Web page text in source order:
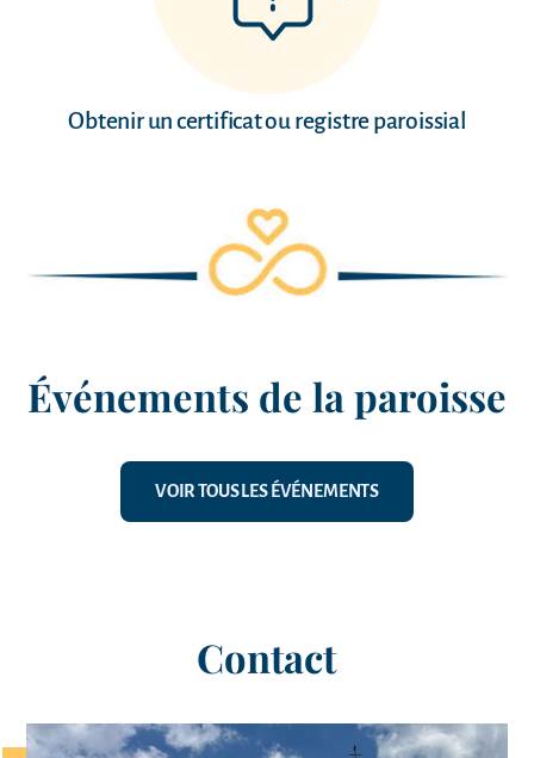
Obtenir un certificat ou registre paroissial
Événements de la paroisse
VOIR TOUS LES ÉVÉNEMENTS
Contact